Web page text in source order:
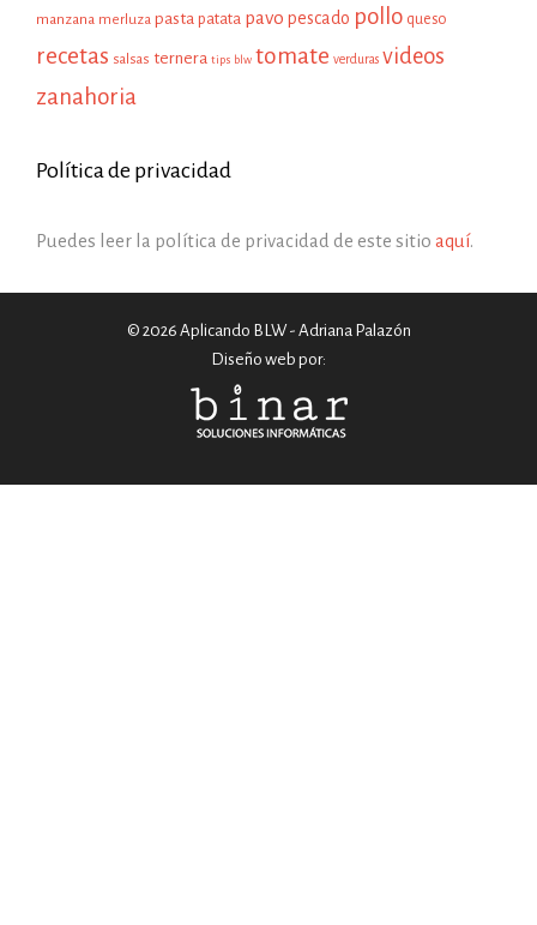
manzana merluza pasta patata pavo pescado pollo queso
recetas salsas ternera tips blw tomate verduras videos
zanahoria
Política de privacidad
Puedes leer la política de privacidad de este sitio aquí.
© 2026 Aplicando BLW - Adriana Palazón
Diseño web por: